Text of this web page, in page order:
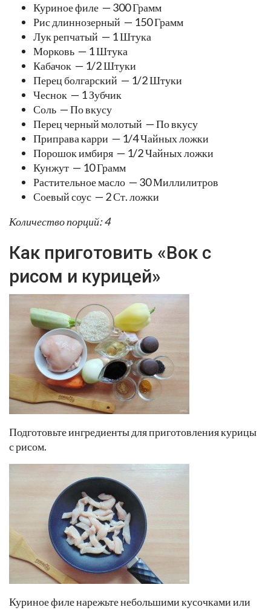
Куриное филе — 300 Грамм
Рис длиннозерный — 150 Грамм
Лук репчатый — 1 Штука
Морковь — 1 Штука
Кабачок — 1/2 Штуки
Перец болгарский — 1/2 Штуки
Чеснок — 1 Зубчик
Соль — По вкусу
Перец черный молотый — По вкусу
Приправа карри — 1/4 Чайных ложки
Порошок имбиря — 1/2 Чайных ложки
Кунжут — 10 Грамм
Растительное масло — 30 Миллилитров
Соевый соус — 2 Ст. ложки
Количество порций: 4
Как приготовить «Вок с
рисом и курицей»
Подготовьте ингредиенты для приготовления курицы
с рисом.
Куриное филе нарежьте небольшими кусочками или